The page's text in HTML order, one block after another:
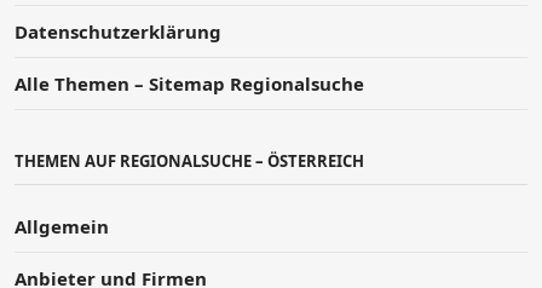
Datenschutzerklärung
Alle Themen – Sitemap Regionalsuche
THEMEN AUF REGIONALSUCHE – ÖSTERREICH
Allgemein
Anbieter und Firmen